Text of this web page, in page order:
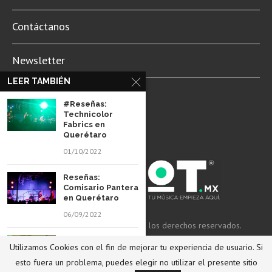
Contáctanos
Newsletter
Aviso de Privacidad
© 2022 Revista Spot Mx. Todos los derechos reservados.
REGRESAR ARRIBA
LEER TAMBIÉN
#Reseñas:
Technicolor
Fabrics en
Querétaro
01/10/2022
Reseñas:
Comisario Pantera
en Querétaro
06/09/2022
Xymox en
Querétaro
Utilizamos Cookies con el fin de mejorar tu experiencia de usuario. Si
esto fuera un problema, puedes elegir no utilizar el presente sitio